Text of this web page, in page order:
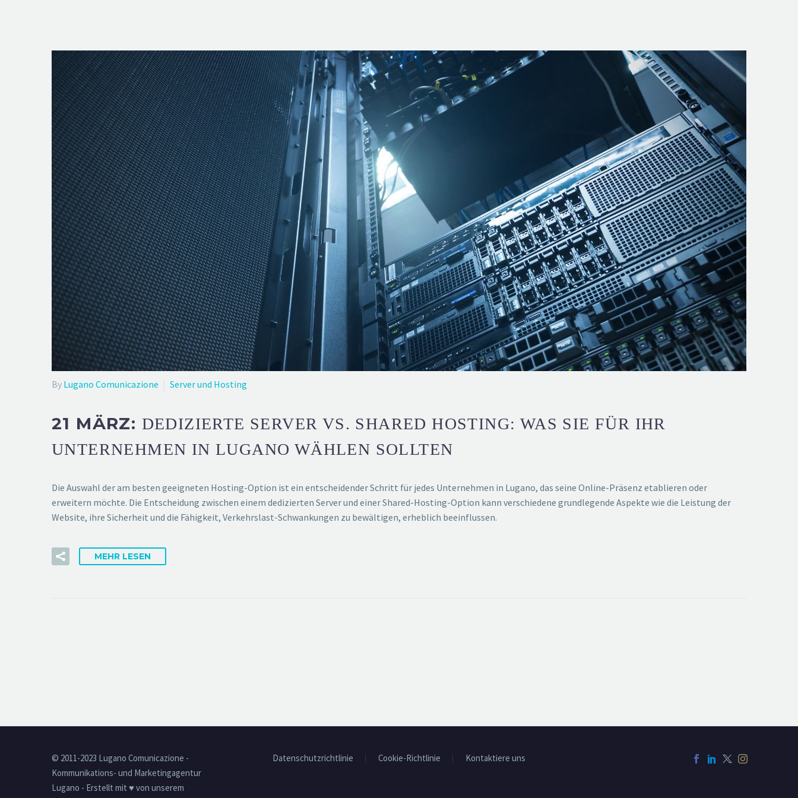
By Lugano Comunicazione Server und Hosting
21 MÄRZ: DEDIZIERTE SERVER VS. SHARED HOSTING: WAS SIE FÜR IHR
UNTERNEHMEN IN LUGANO WÄHLEN SOLLTEN
Die Auswahl der am besten geeigneten Hosting-Option ist ein entscheidender Schritt für jedes Unternehmen in Lugano, das seine Online-Präsenz etablieren oder
erweitern möchte. Die Entscheidung zwischen einem dedizierten Server und einer Shared-Hosting-Option kann verschiedene grundlegende Aspekte wie die Leistung der
Website, ihre Sicherheit und die Fähigkeit, Verkehrslast-Schwankungen zu bewältigen, erheblich beeinflussen.
MEHR LESEN
Datenschutzrichtlinie Cookie-Richtlinie Kontaktiere uns
© 2011-2023 Lugano Comunicazione -
Kommunikations- und Marketingagentur
Lugano - Erstellt mit ♥ von unserem